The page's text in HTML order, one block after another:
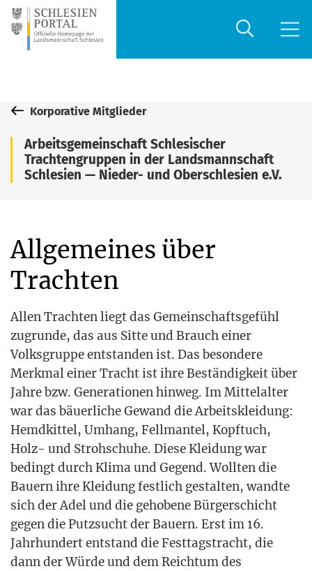
Korporative Mitglieder
Arbeitsgemeinschaft Schlesischer
Trachtengruppen in der Landsmannschaft
Schlesien — Nieder- und Oberschlesien e.V.
Allgemeines über
Trachten
Allen Trach­ten liegt das Gemein­schafts­ge­fühl
zugrun­de, das aus Sit­te und Brauch einer
Volks­grup­pe ent­stan­den ist. Das beson­de­re
Merk­mal einer Tracht ist ihre Bestän­dig­keit über
Jah­re bzw. Gene­ra­tio­nen hin­weg. Im Mit­tel­al­ter
war das bäu­er­li­che Gewand die Arbeits­klei­dung:
Hemd­kit­tel, Umhang, Fell­man­tel, Kopf­tuch,
Holz- und Stroh­schu­he. Die­se Klei­dung war
bedingt durch Kli­ma und Gegend. Woll­ten die
Bau­ern ihre Klei­dung fest­lich gestal­ten, wand­te
sich der Adel und die geho­be­ne Bür­ger­schicht
gegen die Putz­sucht der Bau­ern. Erst im 16.
Jahr­hun­dert ent­stand die Fest­tags­tracht, die
dann der Wür­de und dem Reich­tum des